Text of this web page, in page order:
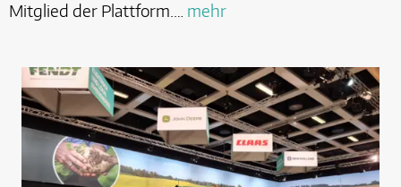
Mitglied der Plattform.… mehr